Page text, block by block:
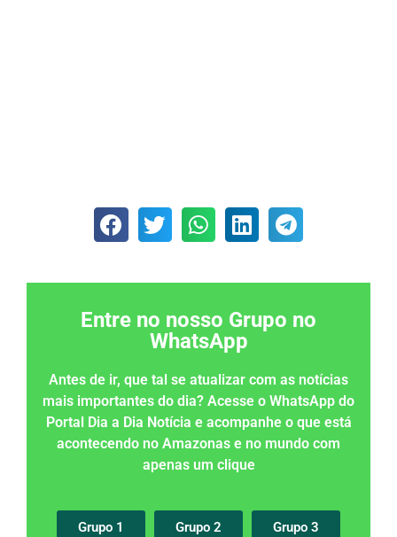
Entre no nosso Grupo no
WhatsApp
Antes de ir, que tal se atualizar com as notícias
mais importantes do dia? Acesse o WhatsApp do
Portal Dia a Dia Notícia e acompanhe o que está
acontecendo no Amazonas e no mundo com
apenas um clique
Grupo 1 Grupo 2 Grupo 3